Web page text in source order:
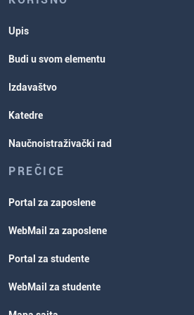
Upis
Budi u svom elementu
Izdavaštvo
Katedre
Naučnoistraživački rad
PREČICE
Portal za zaposlene
WebMail za zaposlene
Portal za studente
WebMail za studente